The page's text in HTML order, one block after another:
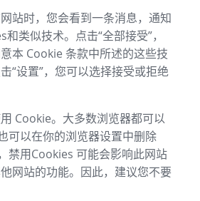
站时，您会看到一条消息，通知
类似技术。点击“全部接受”，
本 Cookie 条款中所述的这些技
“设置”，您可以选择接受或拒绝
Cookie。大多数浏览器都可以
可以在你的浏览器设置中删除
禁用Cookies 可能会影响此网站
网站的功能。因此，建议您不要